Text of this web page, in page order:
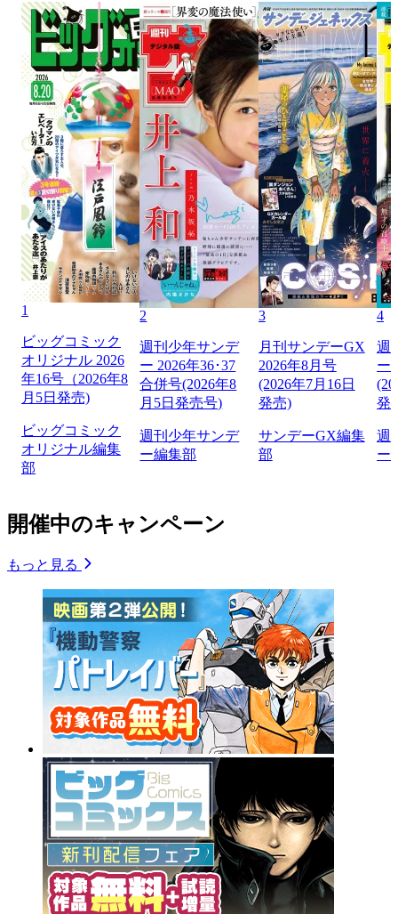
1
ビッグコミック
オリジナル 2026
年16号（2026年8
月5日発売)
ビッグコミック
オリジナル編集
部
2
週刊少年サンデ
ー 2026年36･37
合併号(2026年8
月5日発売号)
週刊少年サンデ
ー編集部
3
月刊サンデーGX
2026年8月号
(2026年7月16日
発売)
サンデーGX編集
部
4
週
ー
発
週
ー
開催中のキャンペーン
もっと見る